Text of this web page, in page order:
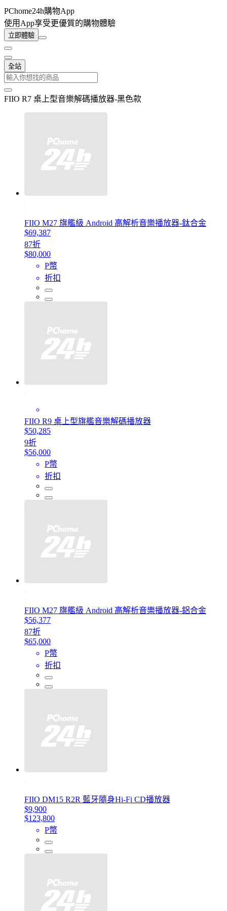
PChome24h購物App
使用App享受更優質的購物體驗
立即體驗
全站
FIIO R7 桌上型音樂解碼播放器-黑色款
FIIO M27 旗艦級 Android 高解析音樂播放器-鈦合金
$69,387
87折
$80,000
P幣
折扣
FIIO R9 桌上型旗艦音樂解碼播放器
$50,285
9折
$56,000
P幣
折扣
FIIO M27 旗艦級 Android 高解析音樂播放器-鋁合金
$56,377
87折
$65,000
P幣
折扣
FIIO DM15 R2R 藍牙隨身Hi-Fi CD播放器
$9,900
$123,800
P幣